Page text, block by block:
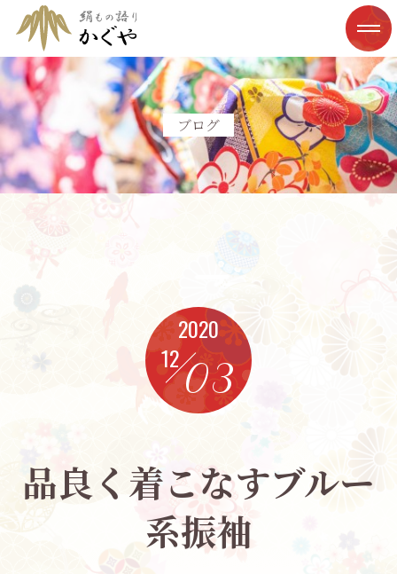
ブログ
2020
1203
品良く着こなすブルー
系振袖